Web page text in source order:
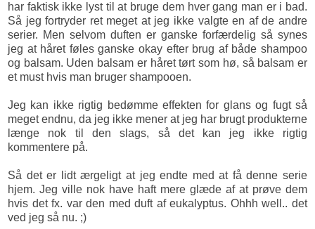
har faktisk ikke lyst til at bruge dem hver gang man er i bad.
Så jeg fortryder ret meget at jeg ikke valgte en af de andre
serier. Men selvom duften er ganske forfærdelig så synes
jeg at håret føles ganske okay efter brug af både shampoo
og balsam. Uden balsam er håret tørt som hø, så balsam er
et must hvis man bruger shampooen.
Jeg kan ikke rigtig bedømme effekten for glans og fugt så
meget endnu, da jeg ikke mener at jeg har brugt produkterne
længe nok til den slags, så det kan jeg ikke rigtig
kommentere på.
Så det er lidt ærgeligt at jeg endte med at få denne serie
hjem. Jeg ville nok have haft mere glæde af at prøve dem
hvis det fx. var den med duft af eukalyptus. Ohhh well.. det
ved jeg så nu. ;)